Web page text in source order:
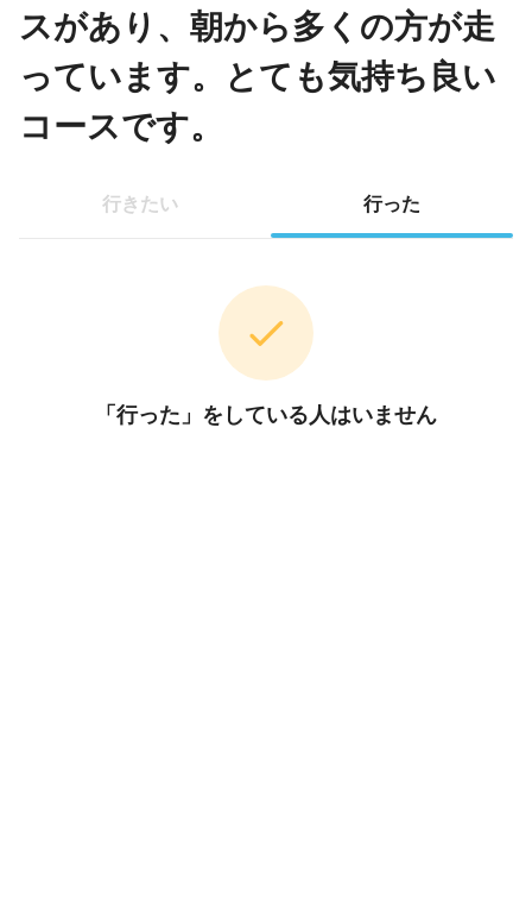
スがあり、朝から多くの方が走
っています。とても気持ち良い
コースです。
行きたい 行った
「行った」をしている人はいません